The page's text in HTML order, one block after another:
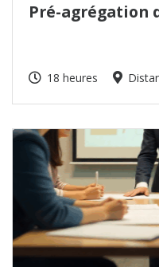
Pré-agrégation
18 heures